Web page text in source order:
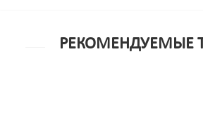
РЕКОМЕНДУЕМЫЕ